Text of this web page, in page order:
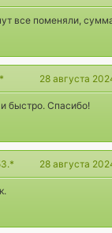
все поменяли,
28 августа
быстро. Спасибо!
28 августа